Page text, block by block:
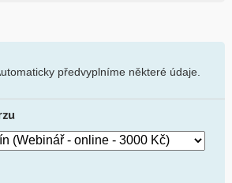
předvyplníme některé údaje.